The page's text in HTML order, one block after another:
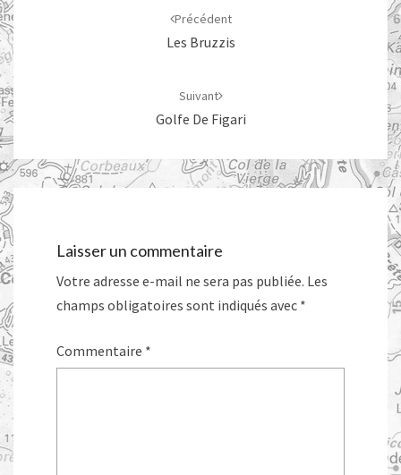
d'article
Précédent
Les Bruzzis
Suivant
Golfe De Figari
Laisser un commentaire
Votre adresse e-mail ne sera pas publiée. Les
champs obligatoires sont indiqués avec *
Commentaire *